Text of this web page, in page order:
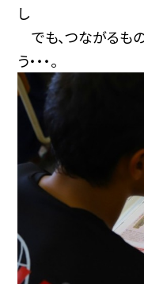
し
でも、つながるも
う・・・。